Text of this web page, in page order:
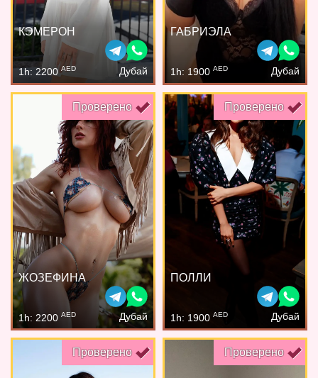
КЭМЕРОН
1h: 2200 AED Дубай
ГАБРИЭЛА
1h: 1900 AED Дубай
Проверено
ЖОЗЕФИНА
1h: 2200 AED Дубай
Проверено
ПОЛЛИ
1h: 1900 AED Дубай
Проверено Проверено